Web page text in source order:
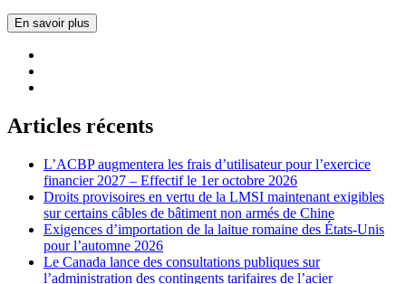
En savoir plus
Articles récents
L’ACBP augmentera les frais d’utilisateur pour l’exercice
financier 2027 – Effectif le 1er octobre 2026
Droits provisoires en vertu de la LMSI maintenant exigibles
sur certains câbles de bâtiment non armés de Chine
Exigences d’importation de la laitue romaine des États-Unis
pour l’automne 2026
Le Canada lance des consultations publiques sur
l’administration des contingents tarifaires de l’acier